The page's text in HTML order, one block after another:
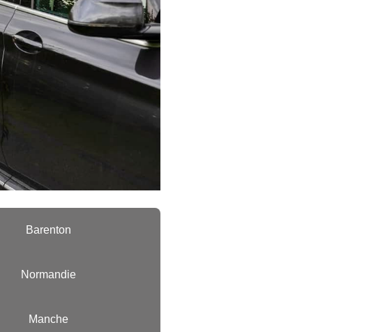
Barenton
Normandie
Manche